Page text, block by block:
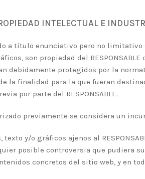
INTELECTUAL E
a título enunciativo pero no
son propiedad del
debidamente protegidos por la
la finalidad para la que fueran
por parte del RESPONSABLE.
previamente se considera un
texto y/o gráficos ajenos al
posible controversia que pudiera
concretos del sitio web, y en